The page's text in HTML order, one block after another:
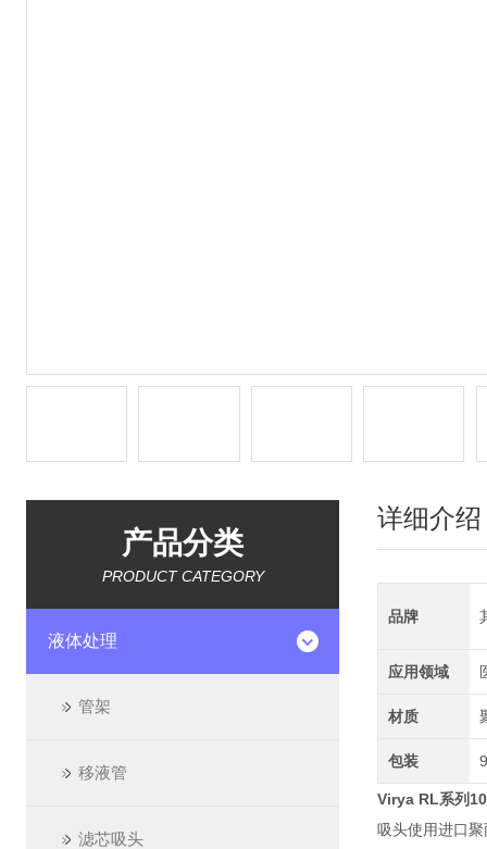
产品分类
PRODUCT CATEGORY
液体处理
管架
移液管
滤芯吸头
详细介绍
品牌
应用领域
材质
包装
Virya RL系列
吸头使用进口